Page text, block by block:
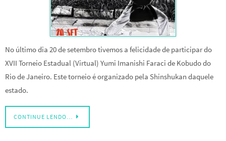
No último dia 20 de setembro tivemos a felicidade de participar do
XVII Torneio Estadual (Virtual) Yumi Imanishi Faraci de Kobudo do
Rio de Janeiro. Este torneio é organizado pela Shinshukan daquele
estado.
CONTINUE LENDO…